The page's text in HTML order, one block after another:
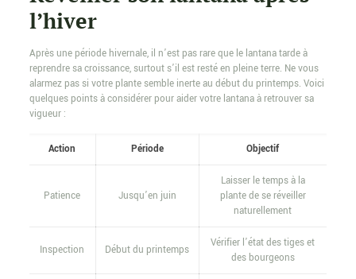
l’hiver
Après une période hivernale, il n’est pas rare que le lantana tarde à
reprendre sa croissance, surtout s’il est resté en pleine terre. Ne vous
alarmez pas si votre plante semble inerte au début du printemps. Voici
quelques points à considérer pour aider votre lantana à retrouver sa
vigueur :
Action Période Objectif
Patience Jusqu’en juin
Laisser le temps à la
plante de se réveiller
naturellement
Inspection Début du printemps
Vérifier l’état des tiges et
des bourgeons